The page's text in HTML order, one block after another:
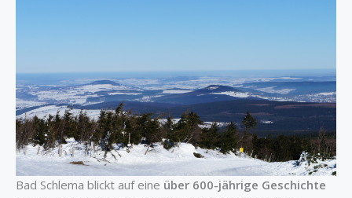
Bad Schlema blickt auf eine über 600-jährige Geschichte